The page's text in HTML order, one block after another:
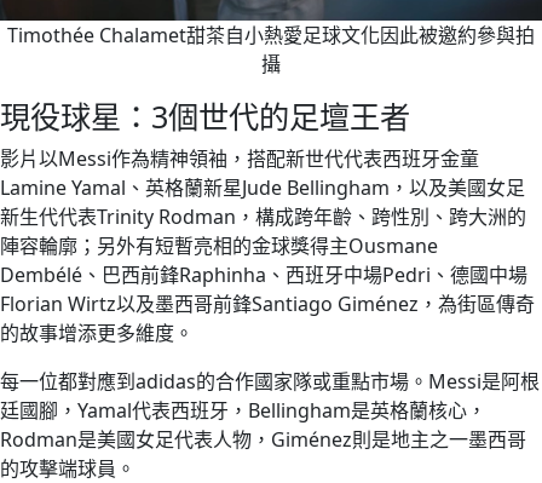
Timothée Chalamet甜茶自小熱愛足球文化因此被邀約參與拍
攝
現役球星：3個世代的足壇王者
影片以Messi作為精神領袖，搭配新世代代表西班牙金童
Lamine Yamal、英格蘭新星Jude Bellingham，以及美國女足
新生代代表Trinity Rodman，構成跨年齡、跨性別、跨大洲的
陣容輪廓；另外有短暫亮相的金球獎得主Ousmane
Dembélé、巴西前鋒Raphinha、西班牙中場Pedri、德國中場
Florian Wirtz以及墨西哥前鋒Santiago Giménez，為街區傳奇
的故事增添更多維度。
每一位都對應到adidas的合作國家隊或重點市場。Messi是阿根
廷國腳，Yamal代表西班牙，Bellingham是英格蘭核心，
Rodman是美國女足代表人物，Giménez則是地主之一墨西哥
的攻擊端球員。